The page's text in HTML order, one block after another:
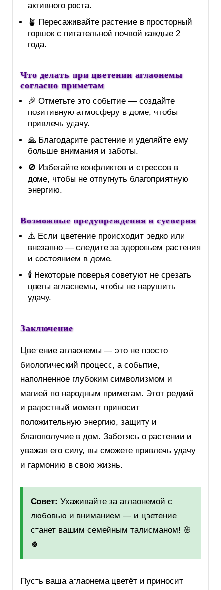
активного роста.
🪴 Пересаживайте растение в просторный
горшок с питательной почвой каждые 2
года.
Что делать при цветении аглаонемы
согласно приметам
🎉 Отметьте это событие — создайте
позитивную атмосферу в доме, чтобы
привлечь удачу.
🙏 Благодарите растение и уделяйте ему
больше внимания и заботы.
🚫 Избегайте конфликтов и стрессов в
доме, чтобы не отпугнуть благоприятную
энергию.
Возможные предупреждения и суеверия
⚠️ Если цветение происходит редко или
внезапно — следите за здоровьем растения
и состоянием в доме.
🕯️ Некоторые поверья советуют не срезать
цветы аглаонемы, чтобы не нарушить
удачу.
Заключение
Цветение аглаонемы — это не просто
биологический процесс, а событие,
наполненное глубоким символизмом и
магией по народным приметам. Этот редкий
и радостный момент приносит
положительную энергию, защиту и
благополучие в дом. Заботясь о растении и
уважая его силу, вы сможете привлечь удачу
и гармонию в свою жизнь.
Совет: Ухаживайте за аглаонемой с
любовью и вниманием — и цветение
станет вашим семейным талисманом! 🌸
🍀
Пусть ваша аглаонема цветёт и приносит